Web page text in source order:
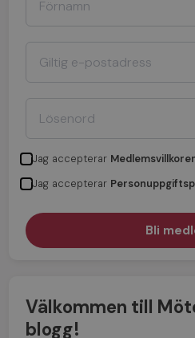
Jag accepterar
Jag accepterar
Välkommen till
blogg!